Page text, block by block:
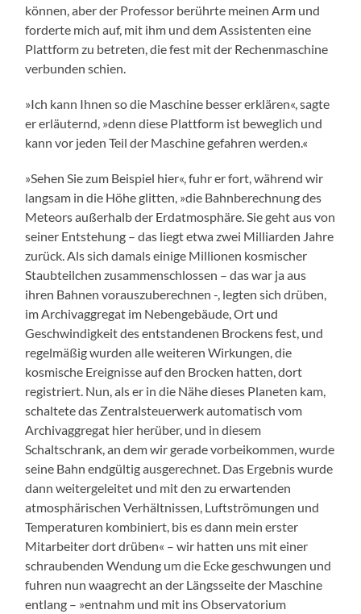
können, aber der Professor berührte meinen Arm und
forderte mich auf, mit ihm und dem Assistenten eine
Plattform zu betreten, die fest mit der Rechenmaschine
verbunden schien.
»Ich kann Ihnen so die Maschine besser erklären«, sagte
er erläuternd, »denn diese Plattform ist beweglich und
kann vor jeden Teil der Maschine gefahren werden.«
»Sehen Sie zum Beispiel hier«, fuhr er fort, während wir
langsam in die Höhe glitten, »die Bahnberechnung des
Meteors außerhalb der Erdatmosphäre. Sie geht aus von
seiner Entstehung – das liegt etwa zwei Milliarden Jahre
zurück. Als sich damals einige Millionen kosmischer
Staubteilchen zusammenschlossen – das war ja aus
ihren Bahnen vorauszuberechnen -, legten sich drüben,
im Archivaggregat im Nebengebäude, Ort und
Geschwindigkeit des entstandenen Brockens fest, und
regelmäßig wurden alle weiteren Wirkungen, die
kosmische Ereignisse auf den Brocken hatten, dort
registriert. Nun, als er in die Nähe dieses Planeten kam,
schaltete das Zentralsteuerwerk automatisch vom
Archivaggregat hier herüber, und in diesem
Schaltschrank, an dem wir gerade vorbeikommen, wurde
seine Bahn endgültig ausgerechnet. Das Ergebnis wurde
dann weitergeleitet und mit den zu erwartenden
atmosphärischen Verhältnissen, Luftströmungen und
Temperaturen kombiniert, bis es dann mein erster
Mitarbeiter dort drüben« – wir hatten uns mit einer
schraubenden Wendung um die Ecke geschwungen und
fuhren nun waagrecht an der Längsseite der Maschine
entlang – »entnahm und mit ins Observatorium